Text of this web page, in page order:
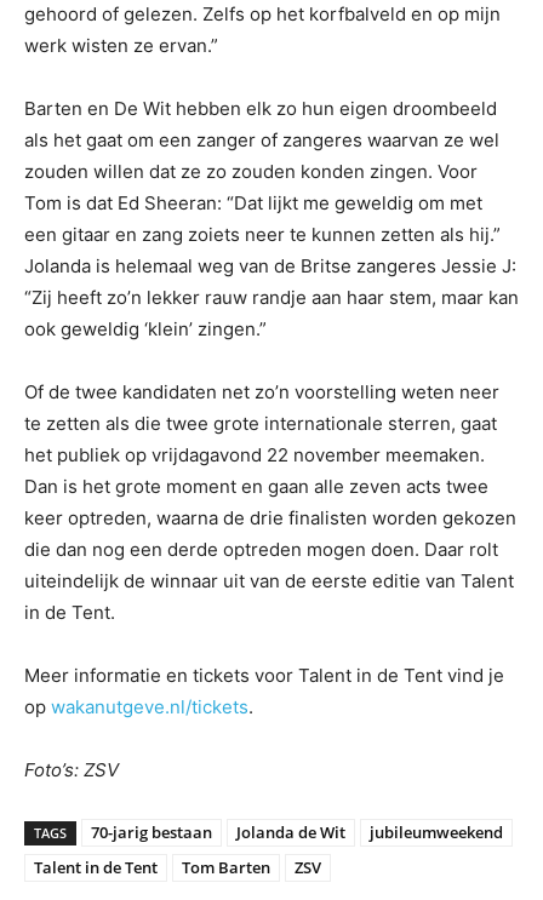
gehoord of gelezen. Zelfs op het korfbalveld en op mijn
werk wisten ze ervan.”
Barten en De Wit hebben elk zo hun eigen droombeeld
als het gaat om een zanger of zangeres waarvan ze wel
zouden willen dat ze zo zouden konden zingen. Voor
Tom is dat Ed Sheeran: “Dat lijkt me geweldig om met
een gitaar en zang zoiets neer te kunnen zetten als hij.”
Jolanda is helemaal weg van de Britse zangeres Jessie J:
“Zij heeft zo’n lekker rauw randje aan haar stem, maar kan
ook geweldig ‘klein’ zingen.”
Of de twee kandidaten net zo’n voorstelling weten neer
te zetten als die twee grote internationale sterren, gaat
het publiek op vrijdagavond 22 november meemaken.
Dan is het grote moment en gaan alle zeven acts twee
keer optreden, waarna de drie finalisten worden gekozen
die dan nog een derde optreden mogen doen. Daar rolt
uiteindelijk de winnaar uit van de eerste editie van Talent
in de Tent.
Meer informatie en tickets voor Talent in de Tent vind je
op wakanutgeve.nl/tickets.
Foto’s: ZSV
TAGS 70-jarig bestaan Jolanda de Wit
jubileumweekend
Talent in de Tent
Tom Barten ZSV